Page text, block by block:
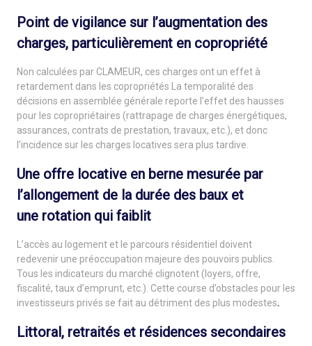
Point de vigilance sur l’augmentation des
charges, particulièrement en copropriété
Non calculées par CLAMEUR, ces charges ont un effet à
retardement dans les copropriétés La temporalité des
décisions en assemblée générale reporte l’effet des hausses
pour les copropriétaires (rattrapage de charges énergétiques,
assurances, contrats de prestation, travaux, etc.), et donc
l’incidence sur les charges locatives sera plus tardive.
Une offre locative en berne mesurée par
l’allongement de la durée des baux et
une rotation qui faiblit
L’accès au logement et le parcours résidentiel doivent
redevenir une préoccupation majeure des pouvoirs publics.
Tous les indicateurs du marché clignotent (loyers, offre,
fiscalité, taux d’emprunt, etc.). Cette course d’obstacles pour les
investisseurs privés se fait au détriment des plus modestes.
Littoral, retraités et résidences secondaires